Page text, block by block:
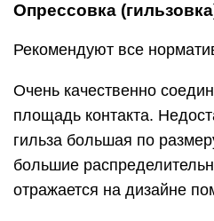
Опрессовка
Рекомендуют все
Очень качественно
площадь контакта.
гильза большая по
большие
отражается на дизайне